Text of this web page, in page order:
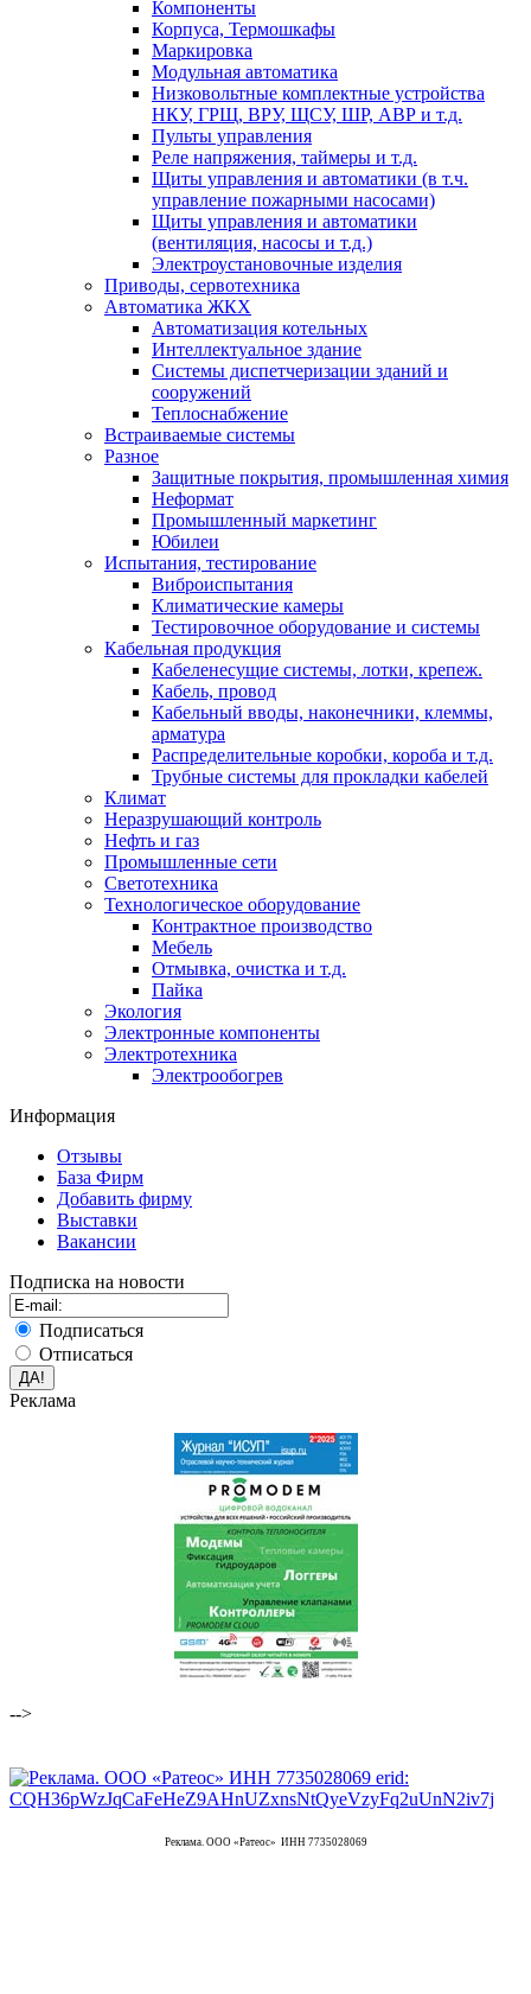
Компоненты
Корпуса, Термошкафы
Маркировка
Модульная автоматика
Низковольтные комплектные устройства
НКУ, ГРЩ, ВРУ, ЩСУ, ШР, АВР и т.д.
Пульты управления
Реле напряжения, таймеры и т.д.
Щиты управления и автоматики (в т.ч.
управление пожарными насосами)
Щиты управления и автоматики
(вентиляция, насосы и т.д.)
Электроустановочные изделия
Приводы, сервотехника
Автоматика ЖКХ
Автоматизация котельных
Интеллектуальное здание
Системы диспетчеризации зданий и
сооружений
Теплоснабжение
Встраиваемые системы
Разное
Защитные покрытия, промышленная химия
Неформат
Промышленный маркетинг
Юбилеи
Испытания, тестирование
Виброиспытания
Климатические камеры
Тестировочное оборудование и системы
Кабельная продукция
Кабеленесущие системы, лотки, крепеж.
Кабель, провод
Кабельный вводы, наконечники, клеммы,
арматура
Распределительные коробки, короба и т.д.
Трубные системы для прокладки кабелей
Климат
Неразрушающий контроль
Нефть и газ
Промышленные сети
Светотехника
Технологическое оборудование
Контрактное производство
Мебель
Отмывка, очистка и т.д.
Пайка
Экология
Электронные компоненты
Электротехника
Электрообогрев
Информация
Отзывы
База Фирм
Добавить фирму
Выставки
Вакансии
Подписка на новости
Подписаться
Отписаться
Реклама
-->
Реклама. ООО «Ратеос» ИНН 7735028069